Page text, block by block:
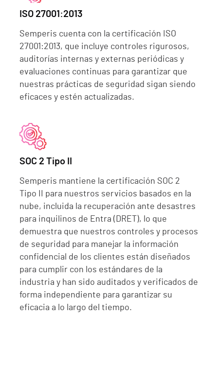
ISO 27001:2013
Semperis cuenta con la certificación ISO
27001:2013, que incluye controles rigurosos,
auditorías internas y externas periódicas y
evaluaciones continuas para garantizar que
nuestras prácticas de seguridad sigan siendo
eficaces y estén actualizadas.
SOC 2 Tipo II
Semperis mantiene la certificación SOC 2
Tipo II para nuestros servicios basados en la
nube, incluida la recuperación ante desastres
para inquilinos de Entra (DRET), lo que
demuestra que nuestros controles y procesos
de seguridad para manejar la información
confidencial de los clientes están diseñados
para cumplir con los estándares de la
industria y han sido auditados y verificados de
forma independiente para garantizar su
eficacia a lo largo del tiempo.